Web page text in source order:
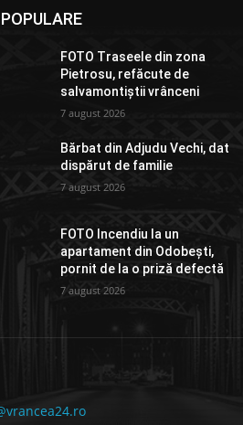
FOTO Traseele din zona
Pietrosu, refăcute de
salvamontiștii vrânceni
7 august 2026
Bărbat din Adjudu Vechi, dat
dispărut de familie
7 august 2026
FOTO Incendiu la un
apartament din Odobești,
pornit de la o priză defectă
7 august 2026